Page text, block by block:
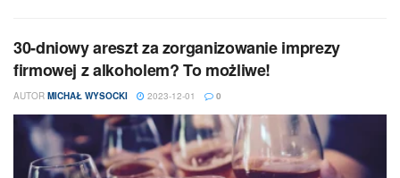
30-dniowy areszt za zorganizowanie imprezy
firmowej z alkoholem? To możliwe!
AUTOR MICHAŁ WYSOCKI 2023-12-01 0